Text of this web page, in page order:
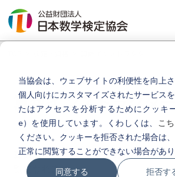
当協会は、ウェブサイトの利便性を向上
個人向けにカスタマイズされたサービス
たはアクセスを分析するためにクッキ
e）を使用しています。くわしくは、
こ
ください。クッキーを拒否された場合は
正常に閲覧することができない場合があり
同意する 拒否す
算数インストラクタ
算数インストラクターの資格取得や
覧になれます。